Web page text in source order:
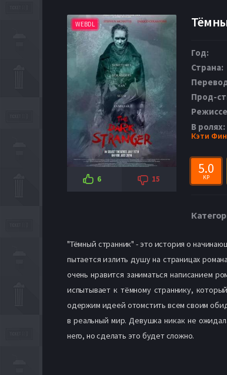
WEBDL
6 15
Год:
Страна:
Прод-
В ролях:
Кэти
5.0
KP
"Тёмный странник" - это история о
пытается излить душу на страницах
очень нравится заниматься написанием
испытывает к тёмному страннику,
одержим идеей отомстить всем своим
в реальный мир. Девушка никак не
него, но сделать это будет сложно.